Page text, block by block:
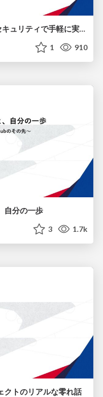
Amazon Inspector コードセキュリティで手軽に実現するシフトレフト
1 910
自分の一歩
3 1.7k
クトのリアルな零れ話